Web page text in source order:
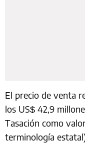
El precio de venta
los US$ 42,9
Tasación como
terminología